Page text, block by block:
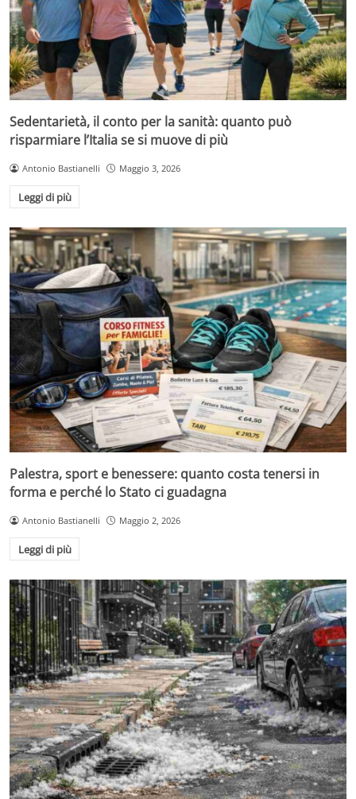
Sedentarietà, il conto per la sanità: quanto può
risparmiare l’Italia se si muove di più
Antonio Bastianelli Maggio 3, 2026
Leggi di più
Palestra, sport e benessere: quanto costa tenersi in
forma e perché lo Stato ci guadagna
Antonio Bastianelli Maggio 2, 2026
Leggi di più